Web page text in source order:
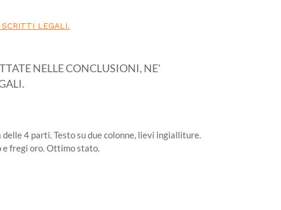
LEGALI.
NELLE CONCLUSIONI, NE'
4 parti. Testo su due colonne, lievi ingialliture.
e fregi oro. Ottimo stato.